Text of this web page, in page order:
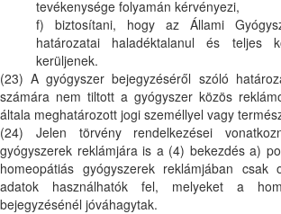
tevékenysége folyamán kérvényezi,
f) biztosítani, hogy az Állami
határozatai haladéktalanul és teljes
kerüljenek.
(23) A gyógyszer bejegyzéséről szóló
számára nem tiltott a gyógyszer közös
általa meghatározott jogi személlyel vagy
(24) Jelen törvény rendelkezései
gyógyszerek reklámjára is a (4) bekezdés a)
homeopátiás gyógyszerek reklámjában csak
adatok használhatók fel, melyeket a
bejegyzésénél jóváhagytak.